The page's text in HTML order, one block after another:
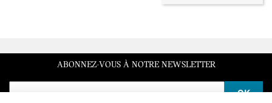
ABONNEZ-VOUS À NOTRE NEWSLETTER